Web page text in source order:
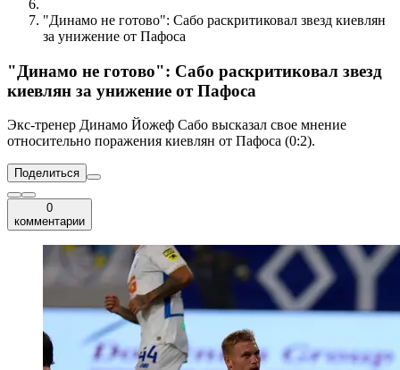
"Динамо не готово": Сабо раскритиковал звезд киевлян
за унижение от Пафоса
"Динамо не готово": Сабо раскритиковал звезд
киевлян за унижение от Пафоса
Экс-тренер Динамо Йожеф Сабо высказал свое мнение
относительно поражения киевлян от Пафоса (0:2).
Поделиться
0
комментарии